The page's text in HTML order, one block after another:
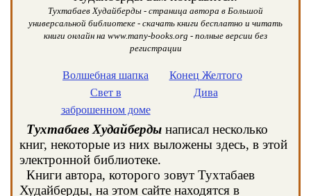
Тухтабаев Худайберды - страница автора в Большой
универсальной библиотеке - скачать книги бесплатно и читать
книги онлайн на www.many-books.org - полные версии без
регистрации
Волшебная шапка
Свет в
заброшенном доме
Конец Желтого
Дива
Тухтабаев Худайберды написал несколько
книг, некоторые из них выложены здесь, в этой
электронной библиотеке.
Книги автора, которого зовут Тухтабаев
Худайберды, на этом сайте находятся в